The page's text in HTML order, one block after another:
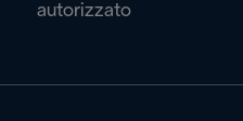
autorizzato